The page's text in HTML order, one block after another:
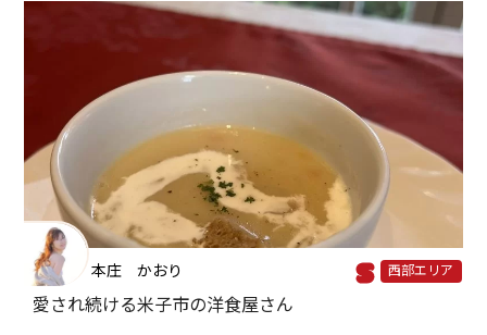
本庄 かおり 西部エリア
愛され続ける米子市の洋食屋さん